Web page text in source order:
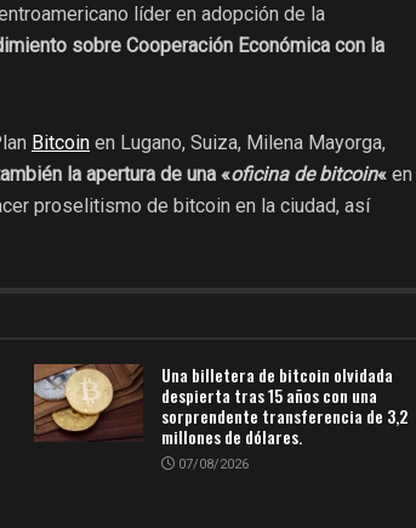
líder en adopción de la
sobre Cooperación Económica con la
Bitcoin en Lugano, Suiza, Milena Mayorga,
la apertura de una «oficina de bitcoin« en
proselitismo de bitcoin en la ciudad, así
Una billetera de bitcoin olvidada
despierta tras 15 años con una
sorprendente transferencia de 3,2
millones de dólares.
07/08/2026